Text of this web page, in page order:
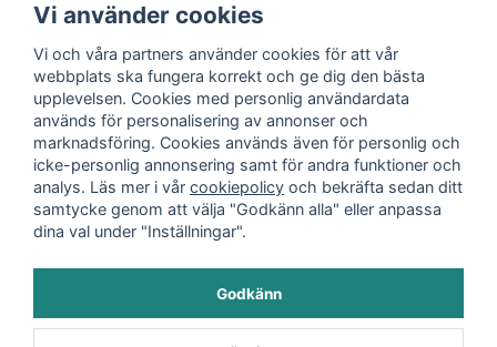
Vi använder cookies
Vi och våra partners använder cookies för att vår
webbplats ska fungera korrekt och ge dig den bästa
upplevelsen. Cookies med personlig användardata
används för personalisering av annonser och
marknadsföring. Cookies används även för personlig och
icke-personlig annonsering samt för andra funktioner och
analys. Läs mer i vår cookiepolicy och bekräfta sedan ditt
samtycke genom att välja "Godkänn alla" eller anpassa
dina val under "Inställningar".
Godkänn